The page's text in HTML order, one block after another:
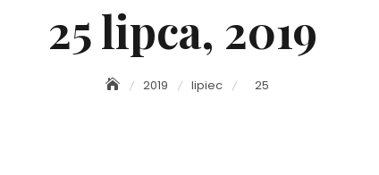
25 lipca, 2019
2019 lipiec 25